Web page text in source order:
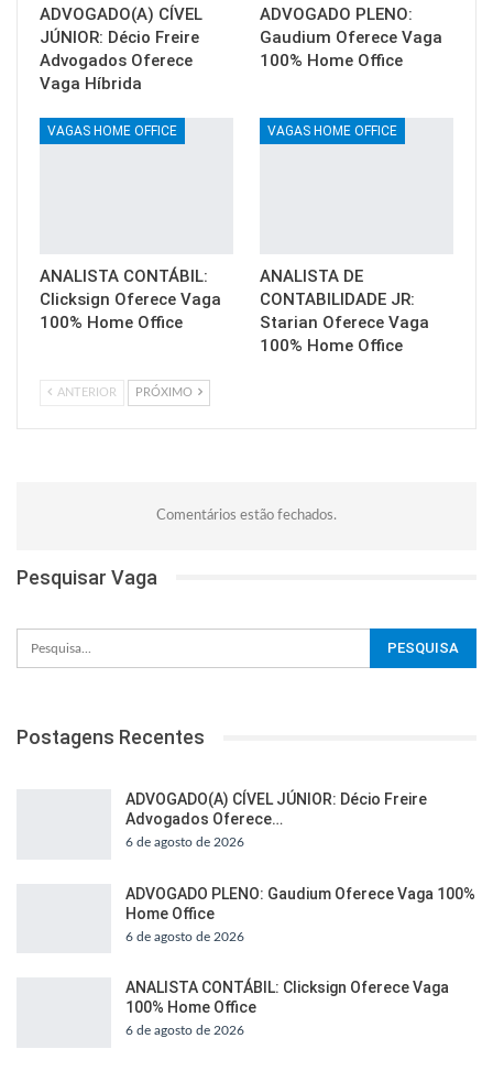
ADVOGADO(A) CÍVEL
JÚNIOR: Décio Freire
Advogados Oferece
Vaga Híbrida
ADVOGADO PLENO:
Gaudium Oferece Vaga
100% Home Office
VAGAS HOME OFFICE
ANALISTA CONTÁBIL:
Clicksign Oferece Vaga
100% Home Office
VAGAS HOME OFFICE
ANALISTA DE
CONTABILIDADE JR:
Starian Oferece Vaga
100% Home Office
ANTERIOR PRÓXIMO
Comentários estão fechados.
Pesquisar Vaga
Postagens Recentes
ADVOGADO(A) CÍVEL JÚNIOR: Décio Freire
Advogados Oferece…
6 de agosto de 2026
ADVOGADO PLENO: Gaudium Oferece Vaga 100%
Home Office
6 de agosto de 2026
ANALISTA CONTÁBIL: Clicksign Oferece Vaga
100% Home Office
6 de agosto de 2026